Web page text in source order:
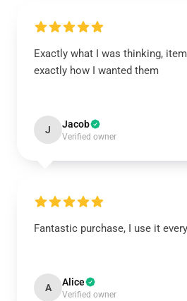
Exactly what I was thinking,
exactly how I wanted them
J Jacob
Verified owner
Fantastic purchase, I use it
A Alice
Verified owner